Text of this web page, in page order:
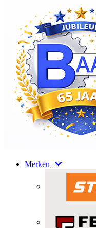
Merken